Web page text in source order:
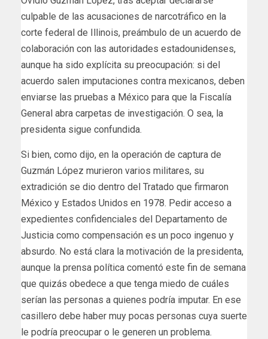
culpable de las acusaciones de narcotráfico en la
corte federal de Illinois, preámbulo de un acuerdo de
colaboración con las autoridades estadounidenses,
aunque ha sido explícita su preocupación: si del
acuerdo salen imputaciones contra mexicanos, deben
enviarse las pruebas a México para que la Fiscalía
General abra carpetas de investigación. O sea, la
presidenta sigue confundida.
Si bien, como dijo, en la operación de captura de
Guzmán López murieron varios militares, su
extradición se dio dentro del Tratado que firmaron
México y Estados Unidos en 1978. Pedir acceso a
expedientes confidenciales del Departamento de
Justicia como compensación es un poco ingenuo y
absurdo. No está clara la motivación de la presidenta,
aunque la prensa política comentó este fin de semana
que quizás obedece a que tenga miedo de cuáles
serían las personas a quienes podría imputar. En ese
casillero debe haber muy pocas personas cuya suerte
le podría preocupar o le generen un problema.